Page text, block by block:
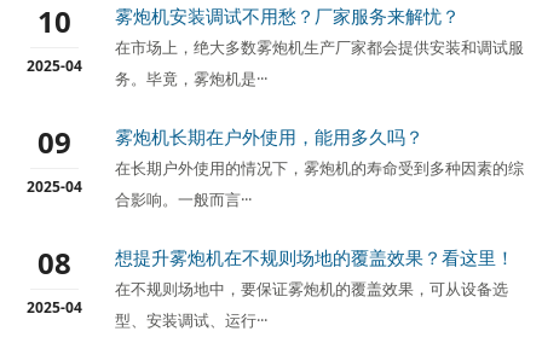
10
2025-04
雾炮机安装调试不用愁？厂家服务来解忧？
在市场上，绝大多数雾炮机生产厂家都会提供安装和调试服
务。毕竟，雾炮机是···
09
2025-04
雾炮机长期在户外使用，能用多久吗？
在长期户外使用的情况下，雾炮机​的寿命受到多种因素的综
合影响。一般而言···
08
2025-04
想提升雾炮机在不规则场地的覆盖效果？看这里！
在不规则场地中，要保证雾炮机​的覆盖效果，可从设备选
型、安装调试、运行···